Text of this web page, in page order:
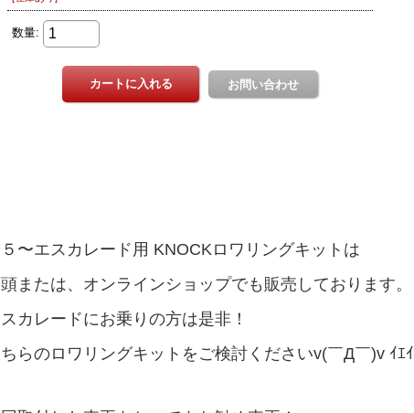
〜エスカレード用 KNOCKロワリングキットは
または、オンラインショップでも販売しております。
カレードにお乗りの方は是非！
らのロワリングキットをご検討くださいv(￣Д￣)v ｲｴｲ